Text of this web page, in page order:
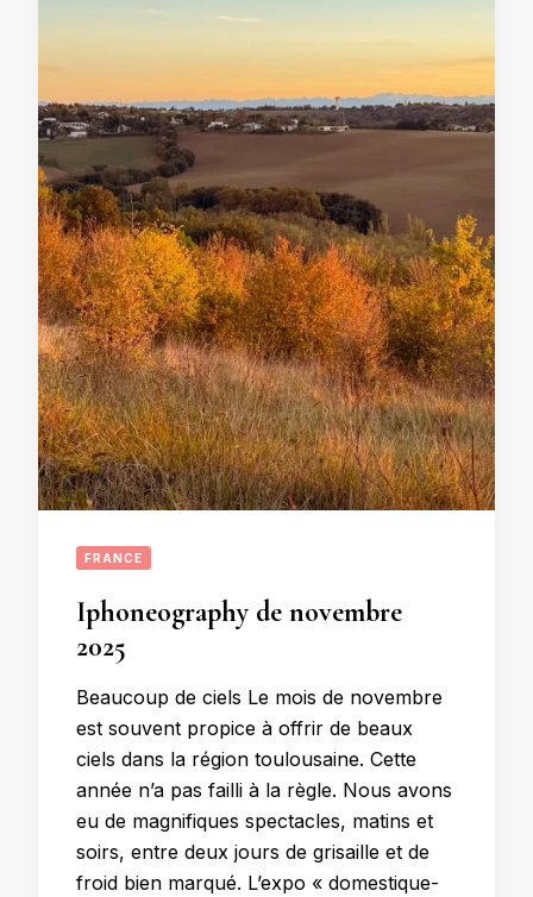
FRANCE
Iphoneography de novembre
2025
Beaucoup de ciels Le mois de novembre
est souvent propice à offrir de beaux
ciels dans la région toulousaine. Cette
année n’a pas failli à la règle. Nous avons
eu de magnifiques spectacles, matins et
soirs, entre deux jours de grisaille et de
froid bien marqué. L’expo « domestique-